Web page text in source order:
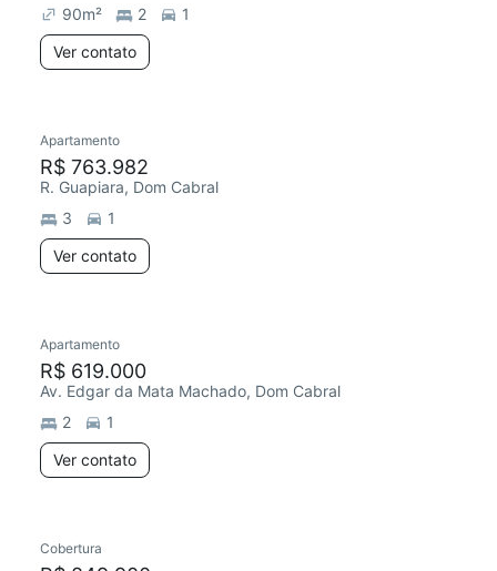
90m² 2
1
Ver contato
Apartamento
R$ 763.982
R. Guapiara, Dom Cabral
3
1
Ver contato
Apartamento
R$ 619.000
Av. Edgar da Mata Machado, Dom Cabral
2
1
Ver contato
Cobertura